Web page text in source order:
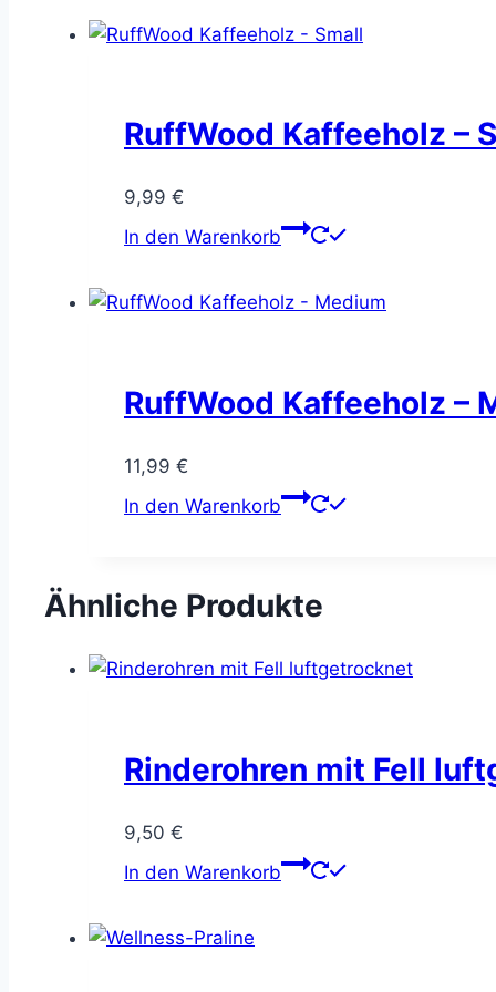
RuffWood Kaffeeholz –
9,99 €
In den Warenkorb
RuffWood Kaffeeholz –
11,99 €
In den Warenkorb
Ähnliche Produkte
Rinderohren mit Fell
9,50 €
In den Warenkorb